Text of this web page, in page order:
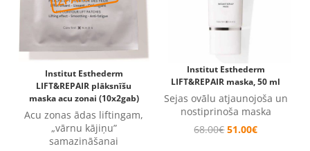
Institut Esthederm
LIFT&REPAIR plāksnīšu
maska acu zonai (10x2gab)
Acu zonas ādas liftingam,
„vārnu kājiņu”
samazināšanai
Institut Esthederm
LIFT&REPAIR maska, 50 ml
Sejas ovālu atjaunojoša un
nostiprinoša maska
68.00€ 51.00€